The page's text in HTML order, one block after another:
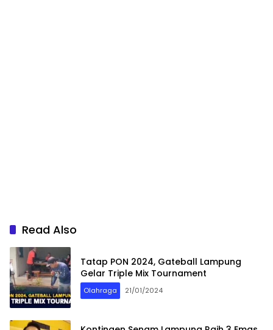
Read Also
Tatap PON 2024, Gateball Lampung
Gelar Triple Mix Tournament
Olahraga 21/01/2024